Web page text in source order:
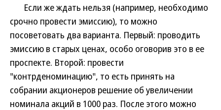
Если же ждать нельзя (например, необходимо
срочно провести эмиссию), то можно
посоветовать два варианта. Первый: проводить
эмиссию в старых ценах, особо оговорив это в ее
проспекте. Второй: провести
"контрденоминацию", то есть принять на
собрании акционеров решение об увеличении
номинала акций в 1000 раз. После этого можно